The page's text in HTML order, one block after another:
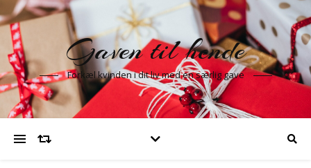
Gaven til hende
Forkæl kvinden i dit liv med en særlig gave